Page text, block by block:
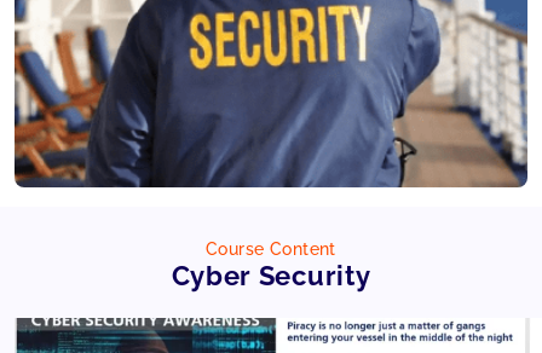
Course Content
Cyber Security